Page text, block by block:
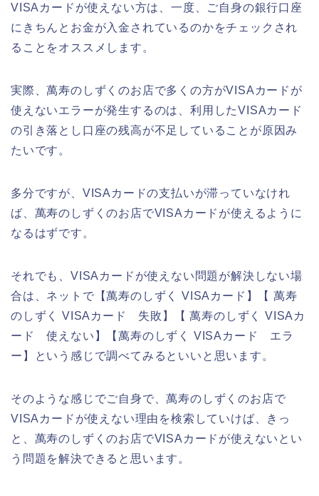
VISAカードが使えない方は、一度、ご自身の銀行口座
にきちんとお金が入金されているのかをチェックされ
ることをオススメします。
実際、萬寿のしずくのお店で多くの方がVISAカードが
使えないエラーが発生するのは、利用したVISAカード
の引き落とし口座の残高が不足していることが原因み
たいです。
多分ですが、VISAカードの支払いが滞っていなけれ
ば、萬寿のしずくのお店でVISAカードが使えるように
なるはずです。
それでも、VISAカードが使えない問題が解決しない場
合は、ネットで【萬寿のしずく VISAカード】【 萬寿
のしずく VISAカード 失敗】【 萬寿のしずく VISAカ
ード 使えない】【萬寿のしずく VISAカード エラ
ー】という感じで調べてみるといいと思います。
そのような感じでご自身で、萬寿のしずくのお店で
VISAカードが使えない理由を検索していけば、きっ
と、萬寿のしずくのお店でVISAカードが使えないとい
う問題を解決できると思います。